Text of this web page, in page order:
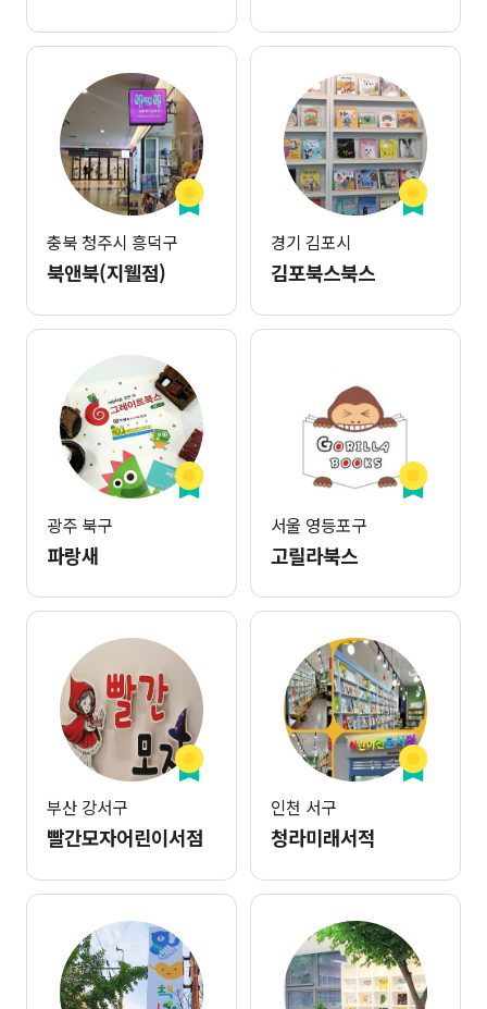
충북 청주시 흥덕구
북앤북(지웰점)
경기 김포시
김포북스북스
광주 북구
파랑새
서울 영등포구
고릴라북스
부산 강서구
빨간모자어린이서점
인천 서구
청라미래서적